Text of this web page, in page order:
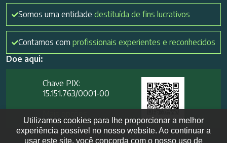
Somos uma entidade destituída de fins lucrativos
Contamos com profissionais experientes e reconhecidos
Doe aqui:
Chave PIX:
15.151.763/0001-00​
Utilizamos cookies para lhe proporcionar a melhor
experiência possível no nosso website. Ao continuar a
usar este site, você concorda com o nosso uso de